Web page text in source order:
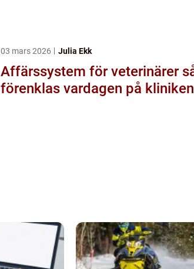
03 mars 2026 Julia Ekk
Affärssystem för veterinärer så
förenklas vardagen på kliniken